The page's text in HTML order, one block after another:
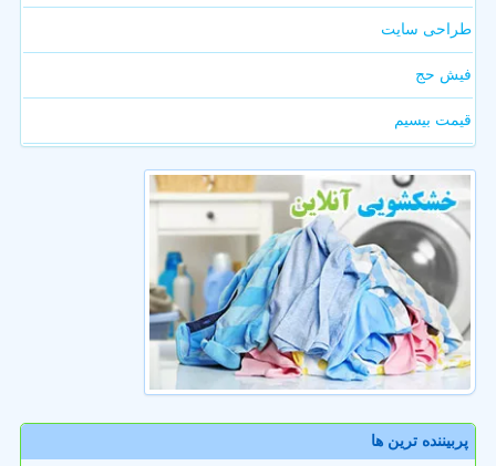
طراحی سایت
فیش حج
قیمت بیسیم
پربیننده ترین ها